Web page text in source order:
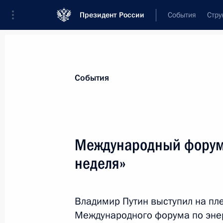
Президент России События
в Узбекистане
19 октября 2018 года, 14:15
События
Международный форум
неделя»
Владимир Путин выступил на
Международного форума по